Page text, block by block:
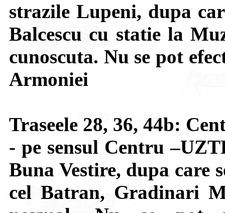
strazile Lupeni, dupa
Balcescu cu statie la
cunoscuta. Nu se pot
Armoniei
Traseele 28, 36, 44b:
- pe sensul Centru
Buna Vestire, dupa care
cel Batran, Gradinari